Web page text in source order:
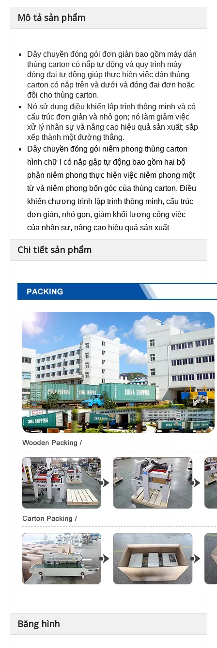
Mô tả sản phẩm
Dây chuyền đóng gói đơn giản bao gồm máy dán
thùng carton có nắp tự động và quy trình máy
đóng đai tự động giúp thực hiện việc dán thùng
carton có nắp trên và dưới và đóng đai đơn hoặc
đôi cho thùng carton.
Nó sử dụng điều khiển lập trình thông minh và có
cấu trúc đơn giản và nhỏ gọn; nó làm giảm việc
xử lý nhân sự và nâng cao hiệu quả sản xuất; sắp
xếp thành một đường thẳng.
Dây chuyền đóng gói niêm phong thùng carton
hình chữ I có nắp gập tự động bao gồm hai bộ
phận niêm phong thực hiện việc niêm phong một
từ và niêm phong bốn góc của thùng carton. Điều
khiển chương trình lập trình thông minh, cấu trúc
đơn giản, nhỏ gọn, giảm khối lượng công việc
của nhân sự, nâng cao hiệu quả sản xuất
Chi tiết sản phẩm
Băng hình